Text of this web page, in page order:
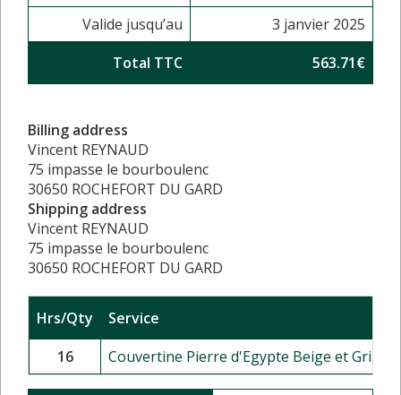
Valide jusqu’au
3 janvier 2025
Total TTC
563.71€
Billing address
Vincent REYNAUD
75 impasse le bourboulenc
30650 ROCHEFORT DU GARD
Shipping address
Vincent REYNAUD
75 impasse le bourboulenc
30650 ROCHEFORT DU GARD
Hrs/Qty
Service
16
Couvertine Pierre d'Egypte Beige et Grise -